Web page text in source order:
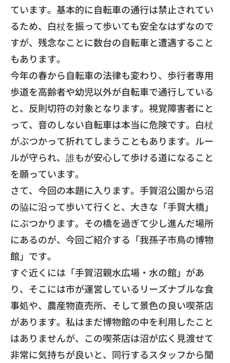
ています。 基本的に自転車の通行は禁止されてい
るため、 白杖を振って歩いても安全なはずなので
すが、 残念なことに数台の自転車と遭遇すること
もあります。
​今年の春から自転車の法律も変わり、 歩行者専用
歩道を高齢者や幼児以外が自転車で通行している
と、 反則切符の対象となります。視覚障害者にと
って、 音のしない自転車は本当に危険です。 白杖
がぶつかって折れてしまうこともあります。ルー
ルが守られ、 誰もが安心して歩ける道になること
を願っています。
​さて、今回の本題に入ります。 手賀沼公園から沼
の脇に沿って歩いて行くと、大きな「手賀大橋」
にぶつかります。その橋を過ぎて少し進んだ場所
にあるのが、 今回ご紹介する「我孫子市鳥の博物
館」です。
​すぐ近くには「手賀沼親水広場・水の館」があ
り、 そこには市が運営しているリーズナブルな食
事処や、 農産物直売所、そして景色の良い喫茶店
があります。 私はまだ博物館の中を利用したこと
はありませんが、 この喫茶店は沼が広く見渡せて
非常に気持ちが良いと、 同行するスタッフから聞